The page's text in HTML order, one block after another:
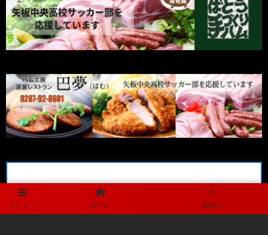
メニュー ホーム 先頭へ